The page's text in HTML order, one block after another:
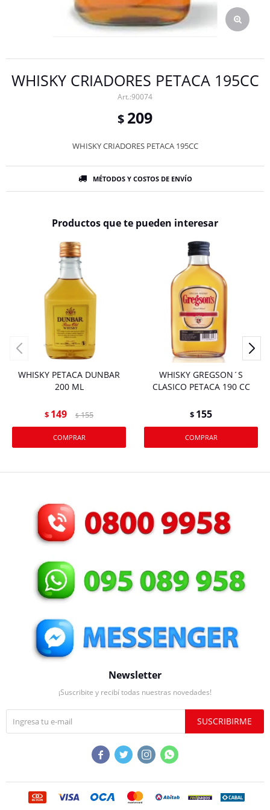
WHISKY CRIADORES PETACA 195CC
90074
$ 209
WHISKY CRIADORES PETACA 195CC
MÉTODOS Y COSTOS DE ENVÍO
Productos que te pueden interesar
WHISKY PETACA DUNBAR
200 ML
$ 149 $ 155
WHISKY GREGSON´S
CLASICO PETACA 190 CC
$ 155
Newsletter
¡Suscribite y recibí todas nuestras novedades!
SUSCRIBIRME
   